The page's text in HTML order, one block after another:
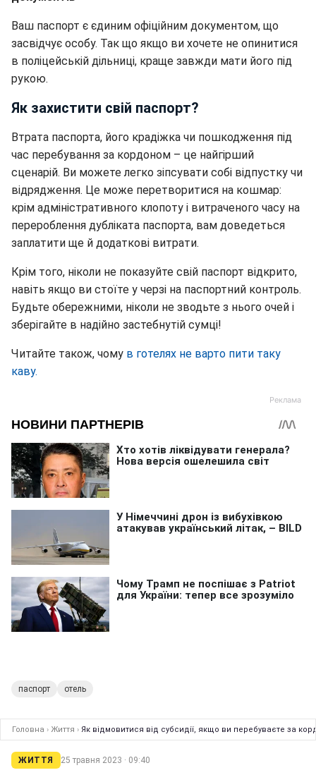
Ваш паспорт є єдиним офіційним документом, що
засвідчує особу. Так що якщо ви хочете не опинитися
в поліцейській дільниці, краще завжди мати його під
рукою.
Як захистити свій паспорт?
Втрата паспорта, його крадіжка чи пошкодження під
час перебування за кордоном – це найгірший
сценарій. Ви можете легко зіпсувати собі відпустку чи
відрядження. Це може перетворитися на кошмар:
крім адміністративного клопоту і витраченого часу на
перероблення дубліката паспорта, вам доведеться
заплатити ще й додаткові витрати.
Крім того, ніколи не показуйте свій паспорт відкрито,
навіть якщо ви стоїте у черзі на паспортний контроль.
Будьте обережними, ніколи не зводьте з нього очей і
зберігайте в надійно застебнутій сумці!
Читайте також, чому в готелях не варто пити таку
каву.
паспорт отель
Головна › Життя › Як відмовитися від субсидії, якщо ви перебуваєте за
ЖИТТЯ 25 травня 2023 · 09:40